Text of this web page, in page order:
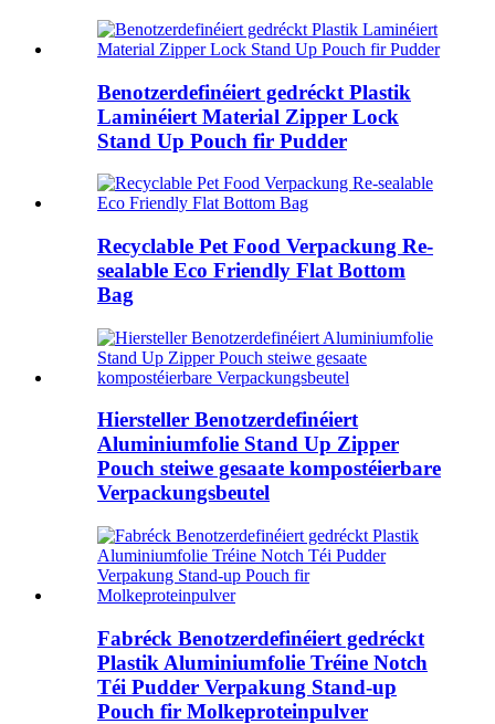
Benotzerdefinéiert gedréckt Plastik
Laminéiert Material Zipper Lock
Stand Up Pouch fir Pudder
Recyclable Pet Food Verpackung Re-
sealable Eco Friendly Flat Bottom
Bag
Hiersteller Benotzerdefinéiert
Aluminiumfolie Stand Up Zipper
Pouch steiwe gesaate kompostéierbare
Verpackungsbeutel
Fabréck Benotzerdefinéiert gedréckt
Plastik Aluminiumfolie Tréine Notch
Téi Pudder Verpakung Stand-up
Pouch fir Molkeproteinpulver